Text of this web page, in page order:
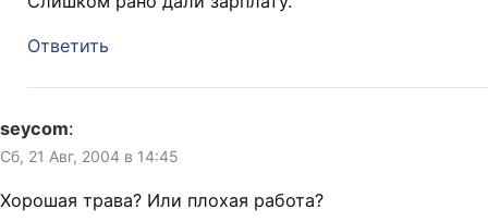
Ответить
seycom:
Сб, 21 Авг, 2004 в 14:45
Хорошая трава? Или плохая работа?